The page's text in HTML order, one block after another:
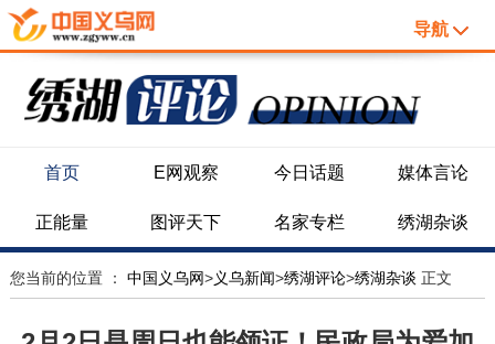
导航
首页 E网观察 今日话题 媒体言论
正能量 图评天下 名家专栏 绣湖杂谈
您当前的位置 ： 中国义乌网>义乌新闻>绣湖评论>绣湖杂谈 正文